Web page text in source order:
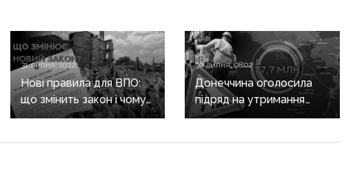
31 липня, 10:12
Нові правила для ВПО:
що змінить закон і чому
він ще не гарантує
30 липня, 08:02
Донеччина оголосила
підряд на утримання
дороги